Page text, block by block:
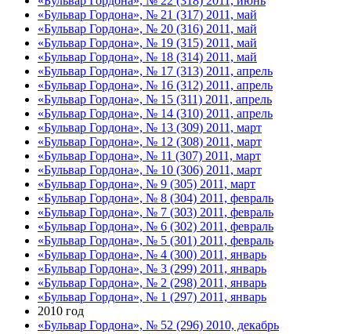
«Бульвар Гордона», № 21 (317) 2011, май
«Бульвар Гордона», № 20 (316) 2011, май
«Бульвар Гордона», № 19 (315) 2011, май
«Бульвар Гордона», № 18 (314) 2011, май
«Бульвар Гордона», № 17 (313) 2011, апрель
«Бульвар Гордона», № 16 (312) 2011, апрель
«Бульвар Гордона», № 15 (311) 2011, апрель
«Бульвар Гордона», № 14 (310) 2011, апрель
«Бульвар Гордона», № 13 (309) 2011, март
«Бульвар Гордона», № 12 (308) 2011, март
«Бульвар Гордона», № 11 (307) 2011, март
«Бульвар Гордона», № 10 (306) 2011, март
«Бульвар Гордона», № 9 (305) 2011, март
«Бульвар Гордона», № 8 (304) 2011, февраль
«Бульвар Гордона», № 7 (303) 2011, февраль
«Бульвар Гордона», № 6 (302) 2011, февраль
«Бульвар Гордона», № 5 (301) 2011, февраль
«Бульвар Гордона», № 4 (300) 2011, январь
«Бульвар Гордона», № 3 (299) 2011, январь
«Бульвар Гордона», № 2 (298) 2011, январь
«Бульвар Гордона», № 1 (297) 2011, январь
2010 год
«Бульвар Гордона», № 52 (296) 2010, декабрь